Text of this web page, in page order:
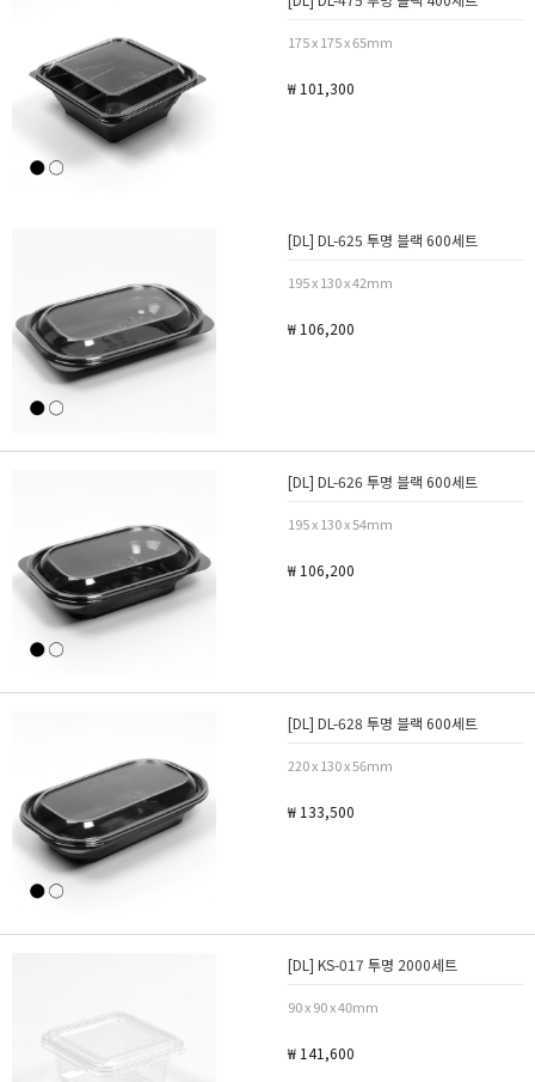
175 x 175 x 65mm
₩ 101,300
[DL] DL-625 투명 블랙 600세트
195 x 130 x 42mm
₩ 106,200
[DL] DL-626 투명 블랙 600세트
195 x 130 x 54mm
₩ 106,200
[DL] DL-628 투명 블랙 600세트
220 x 130 x 56mm
₩ 133,500
[DL] KS-017 투명 2000세트
90 x 90 x 40mm
₩ 141,600